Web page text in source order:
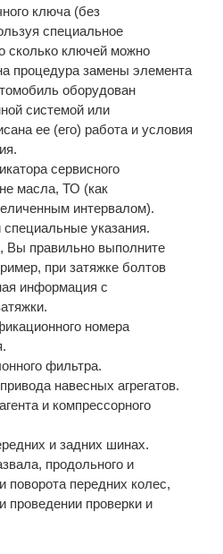
ключа (без
специальное
сколько ключей можно
процедура замены элемента
оборудован
системой или
ее (его) работа и условия
сервисного
масла, ТО (как
интервалом).
специальные указания.
Вы правильно выполните
при затяжке болтов
информация с
номера
фильтра.
навесных агрегатов.
и компрессорного
и задних шинах.
продольного и
поворота передних колес,
проведении проверки и